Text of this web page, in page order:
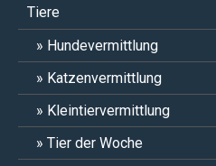
Tiere
Hundevermittlung
Katzenvermittlung
Kleintiervermittlung
Tier der Woche